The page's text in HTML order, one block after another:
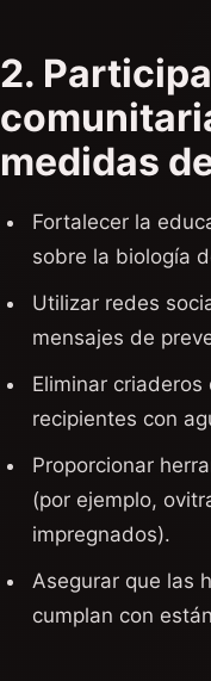
2.
medidas
Fortalecer la
sobre la biología
Utilizar redes
mensajes de
Eliminar
recipientes con
Proporcionar
(por ejemplo,
impregnados).
Asegurar que las
cumplan con